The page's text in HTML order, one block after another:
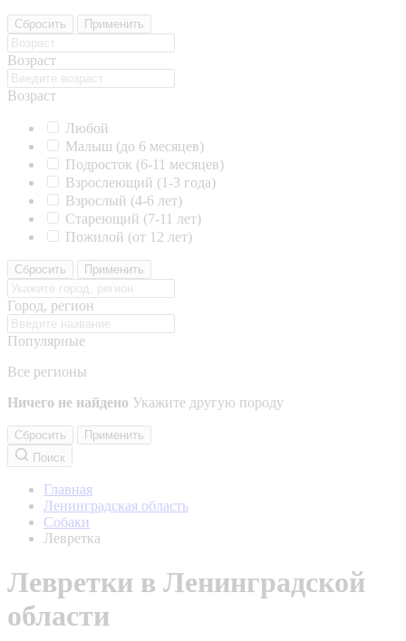
Сбросить Применить
Возраст
Возраст
Любой
Малыш (до 6 месяцев)
Подросток (6-11 месяцев)
Взрослеющий (1-3 года)
Взрослый (4-6 лет)
Стареющий (7-11 лет)
Пожилой (от 12 лет)
Сбросить Применить
Город, регион
Популярные
Все регионы
Ничего не найдено Укажите другую породу
Сбросить
Применить
Поиск
Главная
Ленинградская область
Собаки
Левретка
Левретки в Ленинградской
области